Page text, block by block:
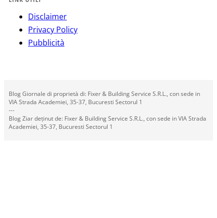
Disclaimer
Privacy Policy
Pubblicità
Blog Giornale di proprietà di: Fixer & Building Service S.R.L., con sede in
VIA Strada Academiei, 35-37, Bucuresti Sectorul 1
---
Blog Ziar deținut de: Fixer & Building Service S.R.L., con sede in VIA Strada
Academiei, 35-37, Bucuresti Sectorul 1